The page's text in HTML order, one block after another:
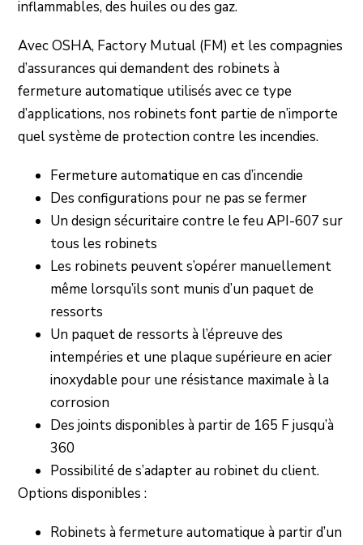
inflammables, des huiles ou des gaz.
Avec OSHA, Factory Mutual (FM) et les compagnies
d’assurances qui demandent des robinets à
fermeture automatique utilisés avec ce type
d’applications, nos robinets font partie de n’importe
quel système de protection contre les incendies.
Fermeture automatique en cas d’incendie
Des configurations pour ne pas se fermer
Un design sécuritaire contre le feu API-607 sur
tous les robinets
Les robinets peuvent s’opérer manuellement
même lorsqu’ils sont munis d’un paquet de
ressorts
Un paquet de ressorts à l’épreuve des
intempéries et une plaque supérieure en acier
inoxydable pour une résistance maximale à la
corrosion
Des joints disponibles à partir de 165 F jusqu’à
360
Possibilité de s’adapter au robinet du client.
Options disponibles :
Robinets à fermeture automatique à partir d’un